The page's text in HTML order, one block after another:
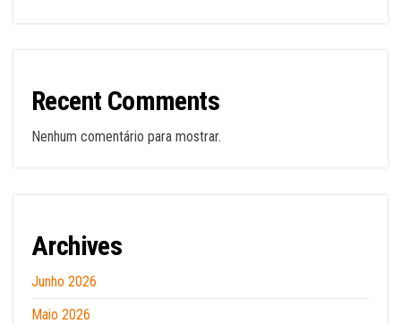
Recent Comments
Nenhum comentário para mostrar.
Archives
Junho 2026
Maio 2026